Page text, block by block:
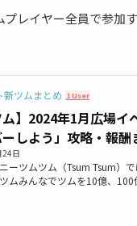
レイヤー全員で参加
新ツムまとめ 1 User
ム】2024年1月広場
しよう」攻略・報酬
日
ーツムツム（Tsum Tsum）
ムみんなでツムを10億、